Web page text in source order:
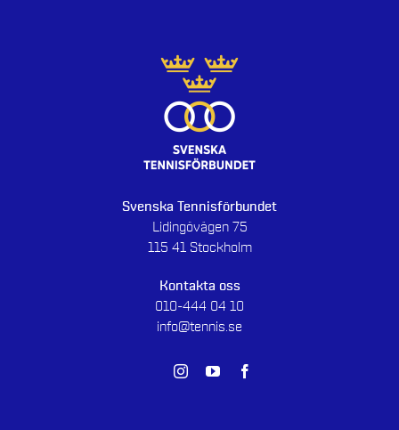
Svenska Tennisförbundet
Lidingövägen 75
115 41 Stockholm
Kontakta oss
010-444 04 10
info@tennis.se